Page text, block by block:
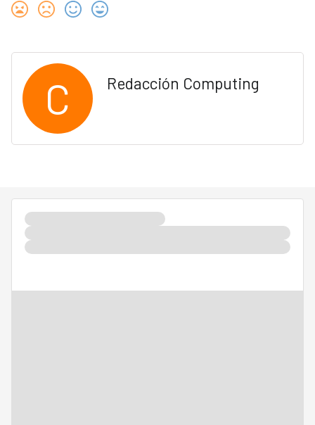
C Redacción Computing